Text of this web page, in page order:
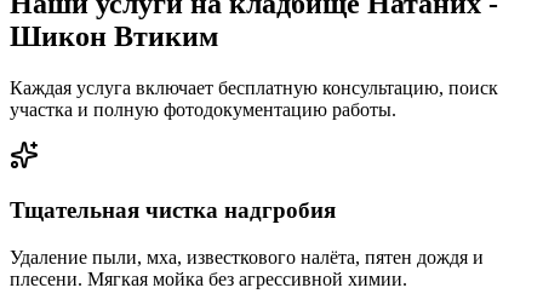
Шикон Втиким
Каждая услуга включает бесплатную консультацию, поиск
участка и полную фотодокументацию работы.
Тщательная чистка надгробия
Удаление пыли, мха, известкового налёта, пятен дождя и
плесени. Мягкая мойка без агрессивной химии.